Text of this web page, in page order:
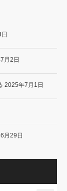
月2日
2025年7月1日
月29日